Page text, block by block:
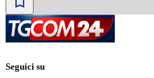
Seguici su